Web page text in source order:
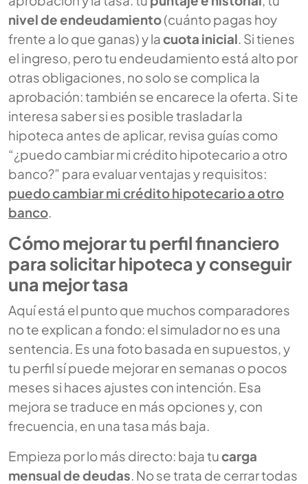
nivel de endeudamiento(cuánto pagas hoy
frente a lo que ganas) y lacuota inicial . Si tienes
el ingreso, pero tu endeudamiento está alto por
otras obligaciones, no solo se complica la
aprobación: también se encarece la oferta. Si te
interesa saber si es posible trasladar la
hipoteca antes de aplicar, revisa guías como
“¿puedo cambiar mi crédito hipotecario a otro
banco?” para evaluar ventajas y requisitos:
puedo cambiar mi crédito hipotecario a otro
banco
Cómo mejorar tu perfil financiero
para solicitar hipoteca y conseguir
una mejor tasa
Aquí está el punto que muchos comparadores
no te explican a fondo: el simulador no es una
sentencia. Es una foto basada en supuestos, y
tu perfil sí puede mejorar en semanas o pocos
meses si haces ajustes con intención. Esa
mejora se traduce en más opciones y, con
frecuencia, en una tasa más baja.
Empieza por lo más directo: baja tucarga
mensual de deudas . No se trata de cerrar todas